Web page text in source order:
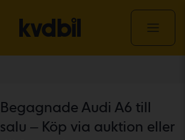
Begagnade Audi A6 till
salu – Köp via auktion eller